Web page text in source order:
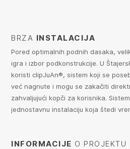
BRZA INSTALACIJA
Pored optimalnih podnih dasaka,
igra i izbor podkonstrukcije. U
koristi clipJuAn®, sistem koji se
već nagnute i mogu se zakačiti
zahvaljujući kopči za korisnika.
jednostavnu instalaciju koja štedi
INFORMACIJE O PROJEKTU